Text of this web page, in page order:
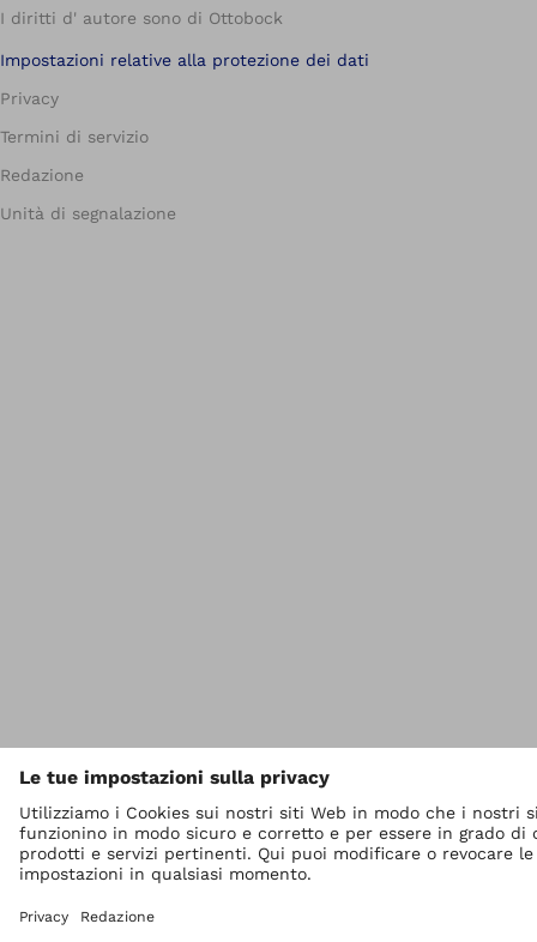
I diritti d' autore sono di Ottobock
Impostazioni relative alla protezione dei dati
Privacy
Termini di servizio
Redazione
Unità di segnalazione